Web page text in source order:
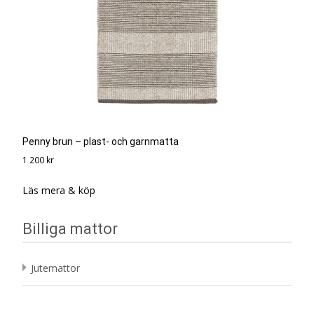
Penny brun – plast- och garnmatta
1 200 kr
Läs mera & köp
Billiga mattor
Jutemattor